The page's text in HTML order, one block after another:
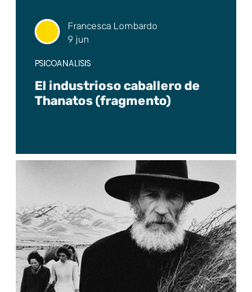
El industrioso caballero de
Thanatos (fragmento)
PSICOANÁLISIS
Francesca Lombardo
9 jun